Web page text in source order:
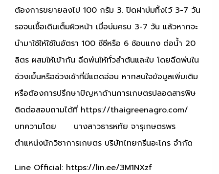
ต้องการขยายลงไป 100 กรัม 3. ปิดฝาบ่มทิ้งไว้ 3-7 วัน
รอจนเชื้อเดินเต็มผิวหน้า เมื่อบ่มครบ 3-7 วัน แล้วหากจะ
นำมาใช้ให้ใช้ในอัตรา 100 ซีซีหรือ 6 ช้อนแกง ต่อน้ำ 20
ลิตร ผสมให้เข้ากัน ฉีดพ่นให้ทั่วลำต้นและใบ โดยฉีดพ่นใน
ช่วงเย็นหรือช่วงเช้าที่มีแดดอ่อน หากสนใจข้อมูลเพิ่มเติม
หรือต้องการปรึกษาปัญหาด้านการเกษตรปลอดสารพิษ
ติดต่อสอบถามได้ที่ https://thaigreenagro.com/
บทความโดย นางสาวธารหทัย จารุเกษตรพร
ตำแหน่งนักวิชาการเกษตร บริษัทไทยกรีนอะโกร จำกัด
Line Official: https://lin.ee/3M1NXzf